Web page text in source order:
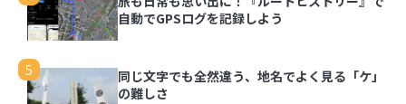
自動でGPSログを記録しよう
5
同じ文字でも全然違う、地名でよく見る「ケ」
の難しさ